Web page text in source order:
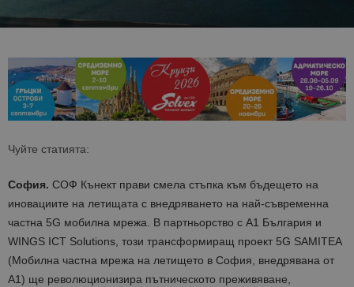
Чуйте статията:
София. СОФ Кънект прави смела стъпка към бъдещето на
иновациите на летищата с внедряването на най-съвременна
частна 5G мобилна мрежа. В партньорство с A1 България и
WINGS ICT Solutions, този трансформиращ проект 5G SAMITEA
(Мобилна частна мрежа на летището в София, внедрявана от
A1) ще революционизира пътническото преживяване,